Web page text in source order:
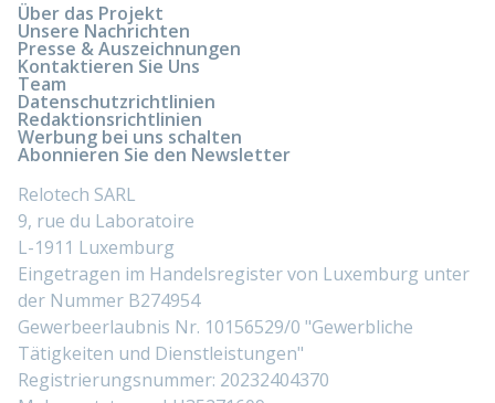
Über das Projekt
Unsere Nachrichten
Presse & Auszeichnungen
Kontaktieren Sie Uns
Team
Datenschutzrichtlinien
Redaktionsrichtlinien
Werbung bei uns schalten
Abonnieren Sie den Newsletter
Relotech SARL
9, rue du Laboratoire
L-1911 Luxemburg
Eingetragen im Handelsregister von Luxemburg unter
der Nummer B274954
Gewerbeerlaubnis Nr. 10156529/0 "Gewerbliche
Tätigkeiten und Dienstleistungen"
Registrierungsnummer: 20232404370